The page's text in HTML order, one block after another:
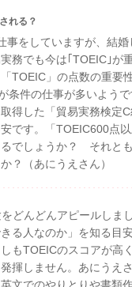
れる？
事をしていますが、結
務でも今は｢TOEIC｣が
TOEIC」の点数の重要
条件の仕事が多いよう
得した「貿易実務検定
です。「TOEIC600点
でしょうか？ それと
？
（あにうえさん）
どんどんアピールしま
る人なのか」を知る目
もTOEICのスコアが高
揮しません。あにうえ